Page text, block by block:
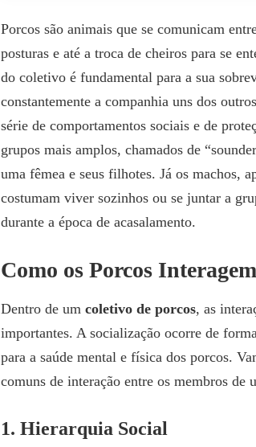
Porcos são animais que se comunicam
posturas e até a troca de cheiros para se
do coletivo é fundamental para a sua
constantemente a companhia uns dos
série de comportamentos sociais e de
grupos mais amplos, chamados de
uma fêmea e seus filhotes. Já os machos,
costumam viver sozinhos ou se juntar a
durante a época de acasalamento.
Como os Porcos
Dentro de um coletivo de porcos, as
importantes. A socialização ocorre de
para a saúde mental e física dos porcos.
comuns de interação entre os membros de
1. Hierarquia Social